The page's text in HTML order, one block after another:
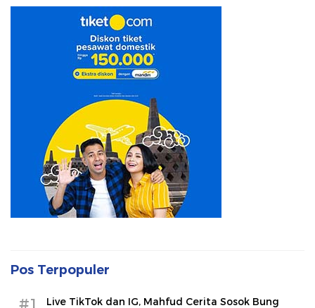
Pos Terpopuler
#1
Live TikTok dan IG, Mahfud Cerita Sosok Bung